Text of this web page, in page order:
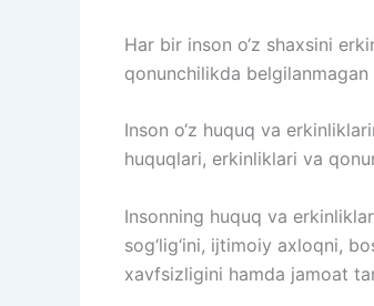
Har bir inson o‘z shaxsini
qonunchilikda
Inson o‘z huquq va
huquqlari, erkinliklari va
Insonning huquq va
sog‘lig‘ini, ijtimoiy axloqni,
xavfsizligini hamda jamoat